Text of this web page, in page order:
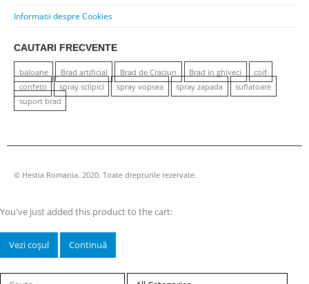
Informatii despre Cookies
CAUTARI FRECVENTE
baloane Brad artificial Brad de Craciun Brad in ghiveci
coif
confetti
spray sclipici spray vopsea spray zapada
suflatoare
suport brad
© Hestia Romania. 2020. Toate drepturile rezervate.
You've just added this product to the cart:
Vezi coșul Continuă